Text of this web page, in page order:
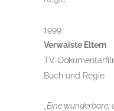
1999
Verwaiste Eltern
TV-
Buch und Regie
„Eine